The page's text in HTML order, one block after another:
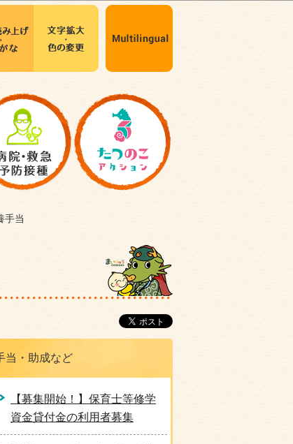
手当
当・助成など
【募集開始！】保育士等修学
資金貸付金の利用者募集